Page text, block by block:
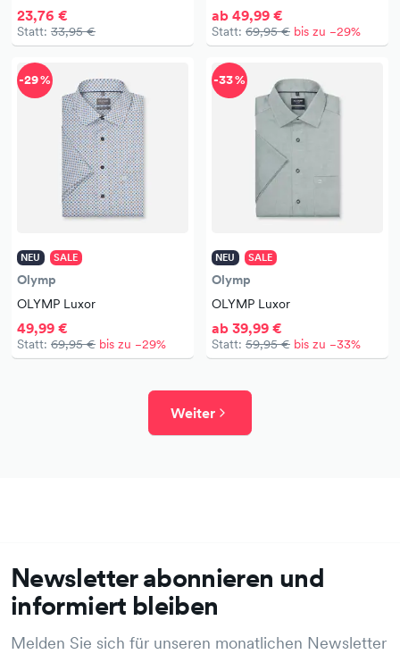
23,76 €
Statt: 33,95 €
ab 49,99 €
Statt: 69,95 € bis zu −29%
NEU SALE
Olymp
OLYMP Luxor
49,99 €
Statt: 69,95 € bis zu −29%
-29 %
NEU SALE
Olymp
OLYMP Luxor
ab 39,99 €
Statt: 59,95 € bis zu −33%
-33 %
Weiter
Newsletter abonnieren und
informiert bleiben
Melden Sie sich für unseren monatlichen Newsletter